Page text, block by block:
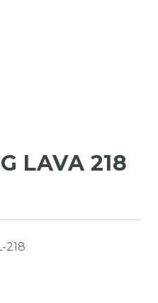
LAVA 218
218